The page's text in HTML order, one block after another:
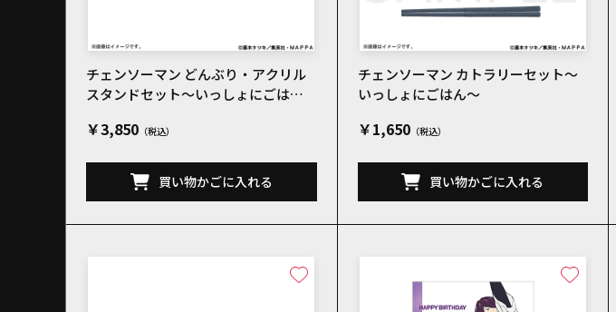
チェンソーマン どんぶり・アクリル
スタンドセット～いっしょにごはん
￥3,850
買い物かごに入れる
チェンソーマン カトラリーセット～
いっしょにごはん～
￥1,650
買い物かごに入れる